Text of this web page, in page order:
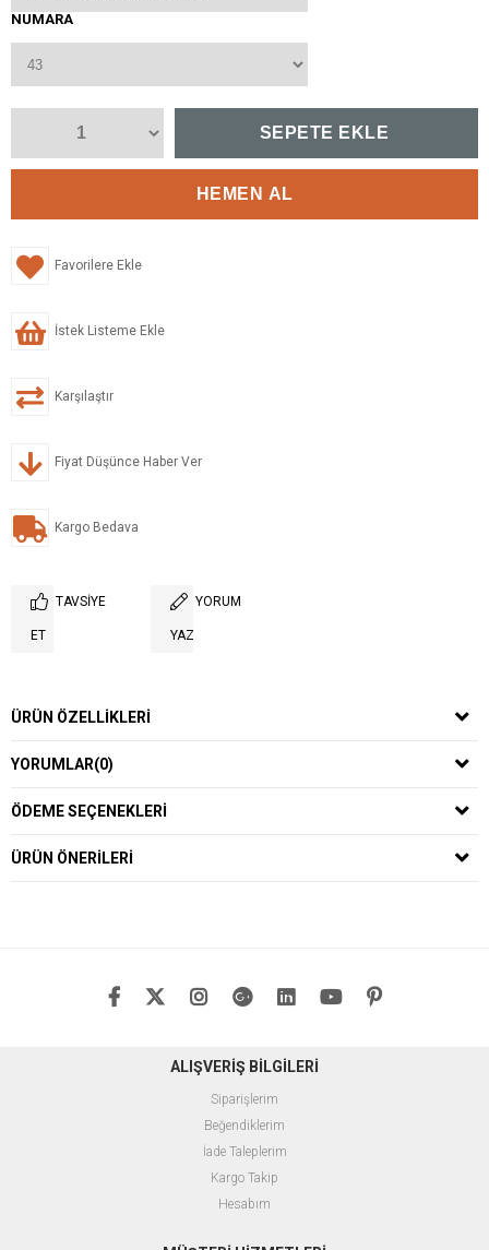
NUMARA
Favorilere Ekle
İstek Listeme Ekle
Karşılaştır
Fiyat Düşünce Haber Ver
Kargo Bedava
TAVSIYE
ET
YORUM
YAZ
ÜRÜN ÖZELLIKLERI
YORUMLAR(0)
ÖDEME SEÇENEKLERI
ÜRÜN ÖNERILERI
ALIŞVERİŞ BİLGİLERİ
Siparişlerim
Beğendiklerim
İade Taleplerim
Kargo Takip
Hesabım